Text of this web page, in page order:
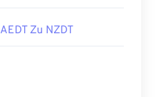
AEDT Zu NZDT